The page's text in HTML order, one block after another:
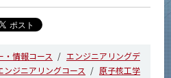
・情報コース
エンジニアリングデ
ンジニアリングコース
原子核工学